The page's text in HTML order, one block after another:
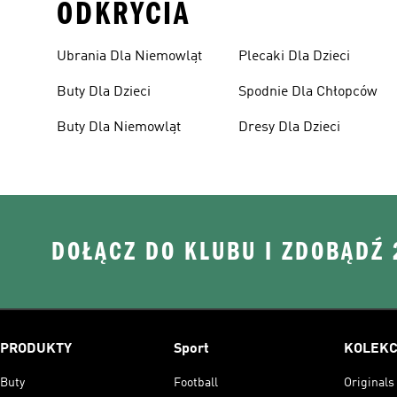
ODKRYCIA
Ubrania Dla Niemowląt
Buty Dla Dzieci
Buty Dla Niemowląt
Plecaki Dla Dzieci
Spodnie Dla Chłopców
Dresy Dla Dzieci
DOŁĄCZ DO KLUBU I ZDOBĄDŹ
PRODUKTY
Buty
Sport
Football Originals